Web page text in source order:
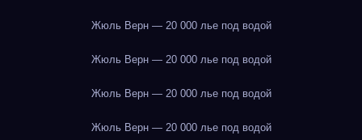
Жюль Верн — 20 000 лье под водой
Жюль Верн — 20 000 лье под водой
Жюль Верн — 20 000 лье под водой
Жюль Верн — 20 000 лье под водой